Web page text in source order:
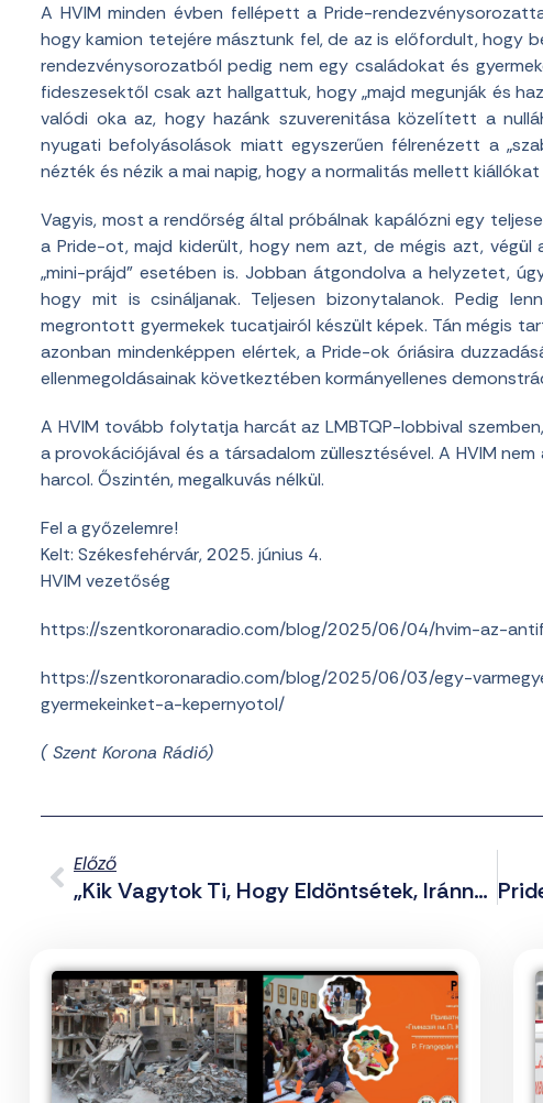
A HVIM minden évben fellépett a Pride-
hogy kamion tetejére másztunk fel, de az is előfordult, hogy
rendezvénysorozatból pedig nem egy családokat és
fideszesektől csak azt hallgattuk, hogy „majd megunják és
valódi oka az, hogy hazánk szuverenitása közelített a
nyugati befolyásolások miatt egyszerűen félrenézett a
nézték és nézik a mai napig, hogy a normalitás mellett
Vagyis, most a rendőrség által próbálnak kapálózni egy
a Pride-ot, majd kiderült, hogy nem azt, de mégis azt,
„mini-prájd” esetében is. Jobban átgondolva a helyzetet,
hogy mit is csináljanak. Teljesen bizonytalanok. Pedig
megrontott gyermekek tucatjairól készült képek. Tán mégis
azonban mindenképpen elértek, a Pride-ok óriásira
ellenmegoldásainak következtében kormányellenes
A HVIM tovább folytatja harcát az LMBTQP-lobbival
a provokációjával és a társadalom züllesztésével. A HVIM
harcol. Őszintén, megalkuvás nélkül.
Fel a győzelemre!
Kelt: Székesfehérvár, 2025. június 4.
HVIM vezetőség
https://szentkoronaradio.com/blog/2025/06/04/hvim-az-
https://szentkoronaradio.com/blog/2025/06/03/egy-
gyermekeinket-a-kepernyotol/
( Szent Korona Rádió)
Előző
„Kik Vagytok Ti, Hogy Eldöntsétek, Iránnak Lehet-E Urándúsítása?” – Irán Kiosztotta Amerikát